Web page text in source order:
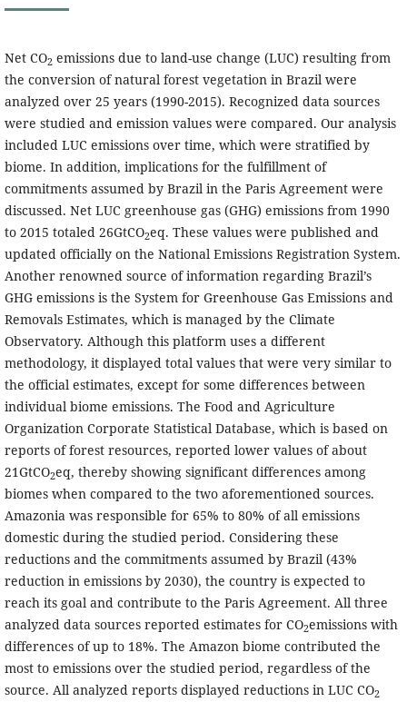
Net CO2 emissions due to land-use change (LUC) resulting from
the conversion of natural forest vegetation in Brazil were
analyzed over 25 years (1990-2015). Recognized data sources
were studied and emission values were compared. Our analysis
included LUC emissions over time, which were stratified by
biome. In addition, implications for the fulfillment of
commitments assumed by Brazil in the Paris Agreement were
discussed. Net LUC greenhouse gas (GHG) emissions from 1990
to 2015 totaled 26GtCO2eq. These values were published and
updated officially on the National Emissions Registration System.
Another renowned source of information regarding Brazil’s
GHG emissions is the System for Greenhouse Gas Emissions and
Removals Estimates, which is managed by the Climate
Observatory. Although this platform uses a different
methodology, it displayed total values that were very similar to
the official estimates, except for some differences between
individual biome emissions. The Food and Agriculture
Organization Corporate Statistical Database, which is based on
reports of forest resources, reported lower values of about
21GtCO2eq, thereby showing significant differences among
biomes when compared to the two aforementioned sources.
Amazonia was responsible for 65% to 80% of all emissions
domestic during the studied period. Considering these
reductions and the commitments assumed by Brazil (43%
reduction in emissions by 2030), the country is expected to
reach its goal and contribute to the Paris Agreement. All three
analyzed data sources reported estimates for CO2emissions with
differences of up to 18%. The Amazon biome contributed the
most to emissions over the studied period, regardless of the
source. All analyzed reports displayed reductions in LUC CO2